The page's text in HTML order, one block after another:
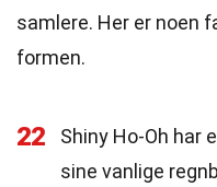
samlere. Her er noen
formen.
22
Shiny Ho-Oh har
sine vanlige